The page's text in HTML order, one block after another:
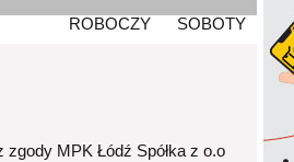
ROBOCZY
SOBOTY
MPK Łódź Spółka z o.o